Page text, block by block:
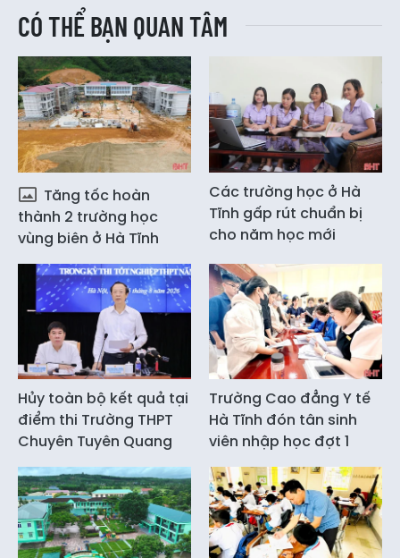
CÓ THỂ BẠN QUAN TÂM
Tăng tốc hoàn
thành 2 trường học
vùng biên ở Hà Tĩnh
Các trường học ở Hà
Tĩnh gấp rút chuẩn bị
cho năm học mới
Hủy toàn bộ kết quả tại
điểm thi Trường THPT
Chuyên Tuyên Quang
Trường Cao đẳng Y tế
Hà Tĩnh đón tân sinh
viên nhập học đợt 1